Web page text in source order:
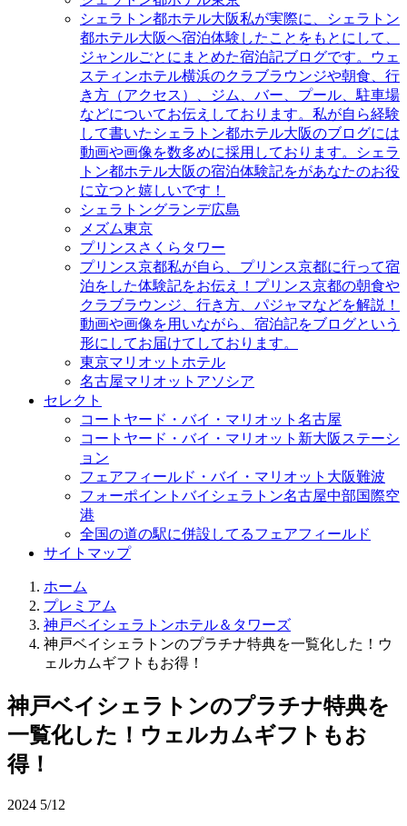
シェラトン都ホテル大阪私が実際に、シェラトン
都ホテル大阪へ宿泊体験したことをもとにして、
ジャンルごとにまとめた宿泊記ブログです。ウェ
スティンホテル横浜のクラブラウンジや朝食、行
き方（アクセス）、ジム、バー、プール、駐車場
などについてお伝えしております。私が自ら経験
して書いたシェラトン都ホテル大阪のブログには
動画や画像を数多めに採用しております。シェラ
トン都ホテル大阪の宿泊体験記をがあなたのお役
に立つと嬉しいです！
シェラトングランデ広島
メズム東京
プリンスさくらタワー
プリンス京都私が自ら、プリンス京都に行って宿
泊をした体験記をお伝え！プリンス京都の朝食や
クラブラウンジ、行き方、パジャマなどを解説！
動画や画像を用いながら、宿泊記をブログという
形にしてお届けてしております。
東京マリオットホテル
名古屋マリオットアソシア
セレクト
コートヤード・バイ・マリオット名古屋
コートヤード・バイ・マリオット新大阪ステーシ
ョン
フェアフィールド・バイ・マリオット大阪難波
フォーポイントバイシェラトン名古屋中部国際空
港
全国の道の駅に併設してるフェアフィールド
サイトマップ
ホーム
プレミアム
神戸ベイシェラトンホテル＆タワーズ
神戸ベイシェラトンのプラチナ特典を一覧化した！ウ
ェルカムギフトもお得！
神戸ベイシェラトンのプラチナ特典を
一覧化した！ウェルカムギフトもお
得！
2024 5/12